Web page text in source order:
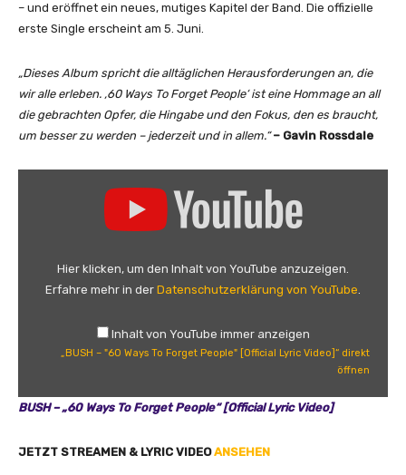
– und eröffnet ein neues, mutiges Kapitel der Band. Die offizielle
erste Single erscheint am 5. Juni.
„Dieses Album spricht die alltäglichen Herausforderungen an, die
wir alle erleben. ‚60 Ways To Forget People‘ ist eine Hommage an all
die gebrachten Opfer, die Hingabe und den Fokus, den es braucht,
um besser zu werden – jederzeit und in allem.“– Gavin Rossdale
y
T
Hier klicken, um den Inhalt von YouTube anzuzeigen.
Erfahre mehr in der Datenschutzerklärung von YouTube.
Inhalt von YouTube immer anzeigen
„BUSH – "60 Ways To Forget People" [Official Lyric Video]“ direkt
öffnen
BUSH – „60 Ways To Forget People“ [Official Lyric Video]
JETZT STREAMEN & LYRIC VIDEOANSEHEN